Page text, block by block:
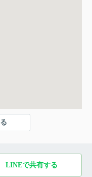
LINEで共有する